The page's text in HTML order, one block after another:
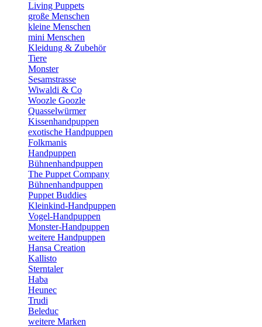
Living Puppets
große Menschen
kleine Menschen
mini Menschen
Kleidung & Zubehör
Tiere
Monster
Sesamstrasse
Wiwaldi & Co
Woozle Goozle
Quasselwürmer
Kissenhandpuppen
exotische Handpuppen
Folkmanis
Handpuppen
Bühnenhandpuppen
The Puppet Company
Bühnenhandpuppen
Puppet Buddies
Kleinkind-Handpuppen
Vogel-Handpuppen
Monster-Handpuppen
weitere Handpuppen
Hansa Creation
Kallisto
Sterntaler
Haba
Heunec
Trudi
Beleduc
weitere Marken